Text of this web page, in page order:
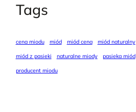
Tags
cena miodu miód miód cena miód naturalny
miód z pasieki
naturalne miody pasieka miód
producent miodu